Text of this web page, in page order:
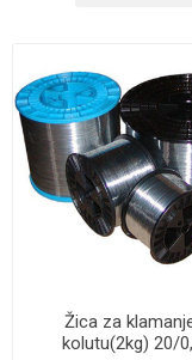
Žica za
kolutu(2kg) 20/